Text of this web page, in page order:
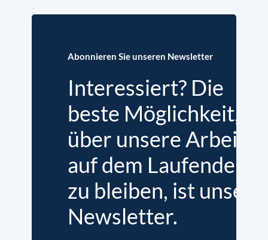
Abonnieren Sie unseren Newsletter
Interessiert? Die
beste Möglichkeit,
über unsere Arbeit
auf dem Laufenden
zu bleiben, ist unser
Newsletter.